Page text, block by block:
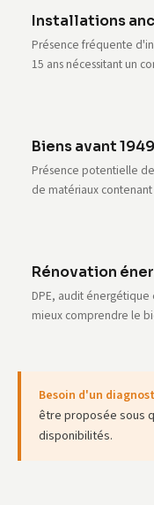
Installations
Présence fréquente
15 ans nécessitant un
Biens avant
Présence potentielle
de matériaux
Rénovation
DPE, audit
mieux comprendre le
Besoin d'un
être proposée sous
disponibilités.